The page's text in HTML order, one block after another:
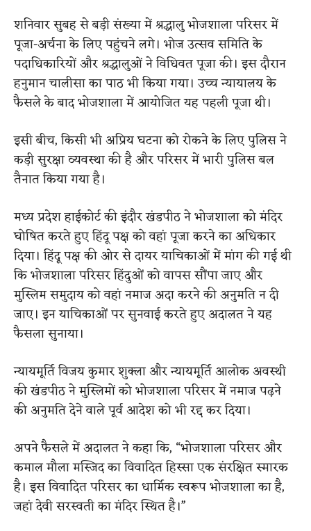
शनिवार सुबह से बड़ी संख्या में श्रद्धालु भोजशाला परिसर में
पूजा-अर्चना के लिए पहुंचने लगे। भोज उत्सव समिति के
पदाधिकारियों और श्रद्धालुओं ने विधिवत पूजा की। इस दौरान
हनुमान चालीसा का पाठ भी किया गया। उच्च न्यायालय के
फैसले के बाद भोजशाला में आयोजित यह पहली पूजा थी।
इसी बीच, किसी भी अप्रिय घटना को रोकने के लिए पुलिस ने
कड़ी सुरक्षा व्यवस्था की है और परिसर में भारी पुलिस बल
तैनात किया गया है।
मध्य प्रदेश हाईकोर्ट की इंदौर खंडपीठ ने भोजशाला को मंदिर
घोषित करते हुए हिंदू पक्ष को वहां पूजा करने का अधिकार
दिया। हिंदू पक्ष की ओर से दायर याचिकाओं में मांग की गई थी
कि भोजशाला परिसर हिंदुओं को वापस सौंपा जाए और
मुस्लिम समुदाय को वहां नमाज अदा करने की अनुमति न दी
जाए। इन याचिकाओं पर सुनवाई करते हुए अदालत ने यह
फैसला सुनाया।
न्यायमूर्ति विजय कुमार शुक्ला और न्यायमूर्ति आलोक अवस्थी
की खंडपीठ ने मुस्लिमों को भोजशाला परिसर में नमाज पढ़ने
की अनुमति देने वाले पूर्व आदेश को भी रद्द कर दिया।
अपने फैसले में अदालत ने कहा कि, “भोजशाला परिसर और
कमाल मौला मस्जिद का विवादित हिस्सा एक संरक्षित स्मारक
है। इस विवादित परिसर का धार्मिक स्वरूप भोजशाला का है,
जहां देवी सरस्वती का मंदिर स्थित है।”